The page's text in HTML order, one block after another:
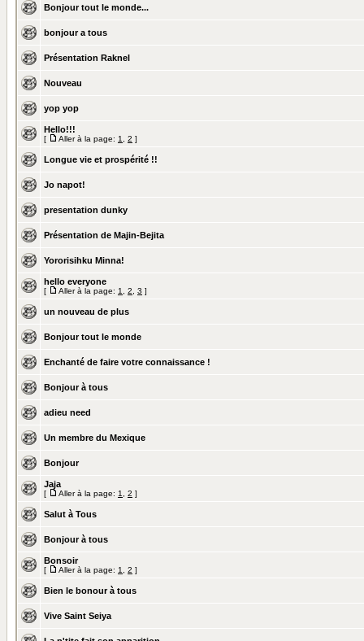
Bonjour tout le monde...
bonjour a tous
Présentation Raknel
Nouveau
yop yop
Hello!!!
[ Aller à la page: 1 2 ]
Longue vie et prospérité !!
Jo napot!
presentation dunky
Présentation de Majin-Bejita
Yororisihku Minna!
hello everyone
[ Aller à la page: 1 2 3 ]
un nouveau de plus
Bonjour tout le monde
Enchanté de faire votre connaissance !
Bonjour à tous
adieu need
Un membre du Mexique
Bonjour
Jaja
[ Aller à la page: 1 2 ]
Salut à Tous
Bonjour à tous
Bonsoir
[ Aller à la page: 1 2 ]
Bien le bonour à tous
Vive Saint Seiya